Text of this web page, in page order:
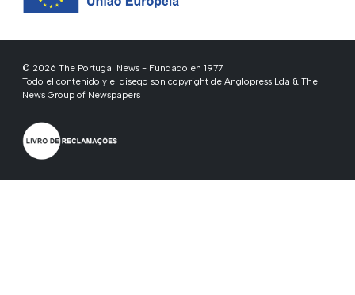
© 2026 The Portugal News - Fundado en 1977
Todo el contenido y el diseqo son copyright de Anglopress Lda & The
News Group of Newspapers